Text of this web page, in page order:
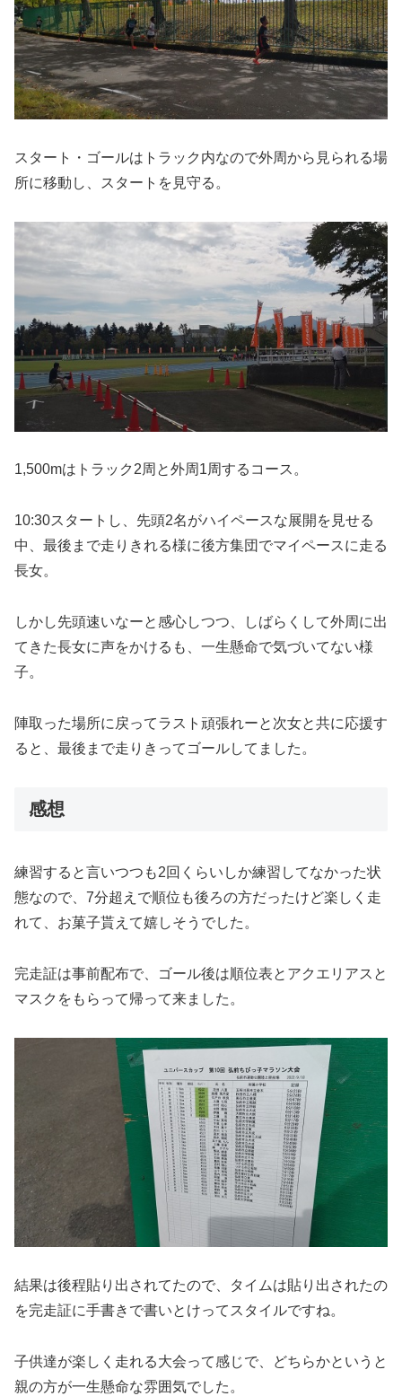
スタート・ゴールはトラック内なので外周から見られる場
所に移動し、スタートを見守る。
1,500mはトラック2周と外周1周するコース。
10:30スタートし、先頭2名がハイペースな展開を見せる
中、最後まで走りきれる様に後方集団でマイペースに走る
長女。
しかし先頭速いなーと感心しつつ、しばらくして外周に出
てきた長女に声をかけるも、一生懸命で気づいてない様
子。
陣取った場所に戻ってラスト頑張れーと次女と共に応援す
ると、最後まで走りきってゴールしてました。
感想
練習すると言いつつも2回くらいしか練習してなかった状
態なので、7分超えで順位も後ろの方だったけど楽しく走
れて、お菓子貰えて嬉しそうでした。
完走証は事前配布で、ゴール後は順位表とアクエリアスと
マスクをもらって帰って来ました。
結果は後程貼り出されてたので、タイムは貼り出されたの
を完走証に手書きで書いとけってスタイルですね。
子供達が楽しく走れる大会って感じで、どちらかというと
親の方が一生懸命な雰囲気でした。